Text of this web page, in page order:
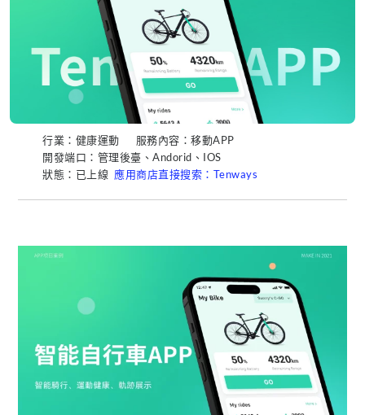
行業：健康運動
服務內容：移動APP
開發端口：管理後臺、Andorid、IOS
狀態：已上線 應用商店直接搜索：Tenways